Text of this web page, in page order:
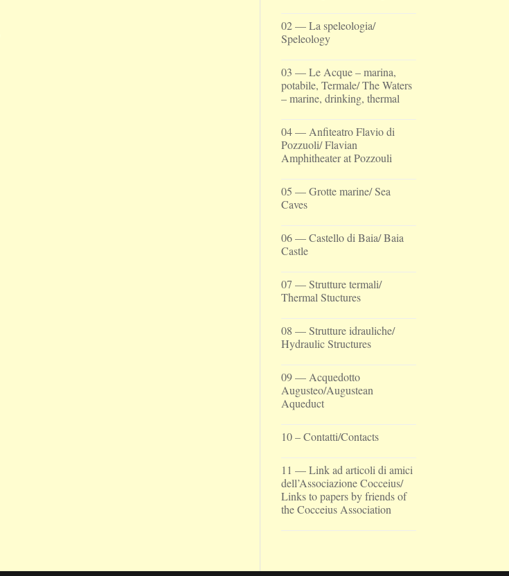
02 — La speleologia/
Speleology
03 — Le Acque – marina,
potabile, Termale/ The Waters
– marine, drinking, thermal
04 — Anfiteatro Flavio di
Pozzuoli/ Flavian
Amphitheater at Pozzouli
05 — Grotte marine/ Sea
Caves
06 — Castello di Baia/ Baia
Castle
07 — Strutture termali/
Thermal Stuctures
08 — Strutture idrauliche/
Hydraulic Structures
09 — Acquedotto
Augusteo/Augustean
Aqueduct
10 – Contatti/Contacts
11 — Link ad articoli di amici
dell’Associazione Cocceius/
Links to papers by friends of
the Cocceius Association